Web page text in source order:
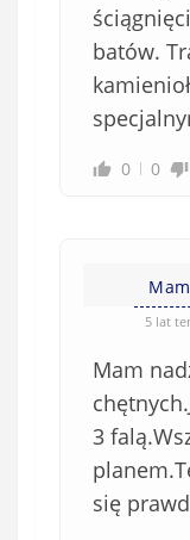
batów.
0 0
5 lat
Mam
3
się